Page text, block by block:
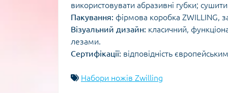
використовувати абразивні губки;
Пакування: фірмова коробка ZWILLING,
Візуальний дизайн: класичний,
лезами.
Сертифікації: відповідність
Набори ножів Zwilling